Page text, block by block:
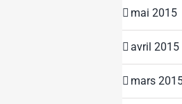
mai 2015
avril 2015
mars